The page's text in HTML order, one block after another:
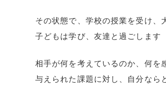
その状態で、学校の授業を受け、
子どもは学び、友達と過ごします
相手が何を考えているのか、何を
与えられた課題に対し、自分なら